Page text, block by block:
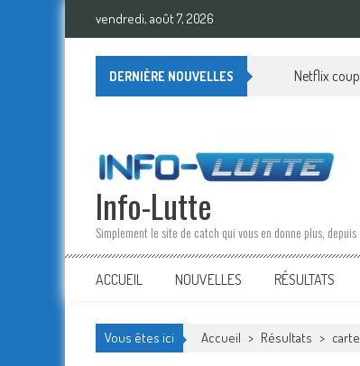
Skip
vendredi, août 7, 2026
DERNIÈRE NOUVELLES Le plaisir de
Info-Lutte
Simplement le site de catch qui vous en donne plus,
ACCUEIL NOUVELLES RÉSULTATS
Vous êtes ici Accueil > Résultats > carte